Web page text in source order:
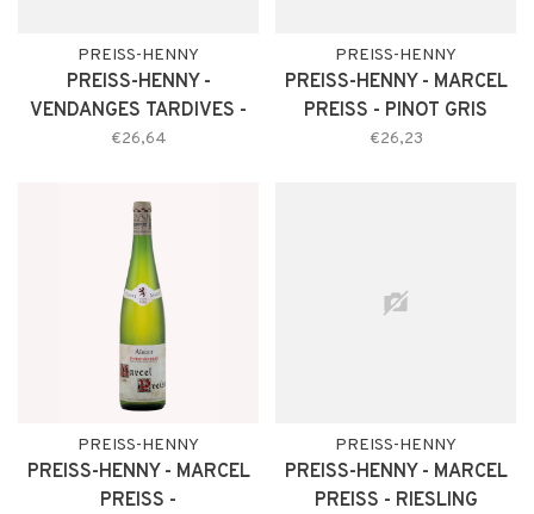
PREISS-HENNY
PREISS-HENNY -
VENDANGES TARDIVES -
RIESLING
€26,64
PREISS-HENNY
PREISS-HENNY - MARCEL
PREISS - PINOT GRIS
€26,23
PREISS-HENNY
PREISS-HENNY - MARCEL
PREISS -
PREISS-HENNY
PREISS-HENNY - MARCEL
PREISS - RIESLING